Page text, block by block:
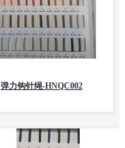
弹力钩针绳-HNQC002